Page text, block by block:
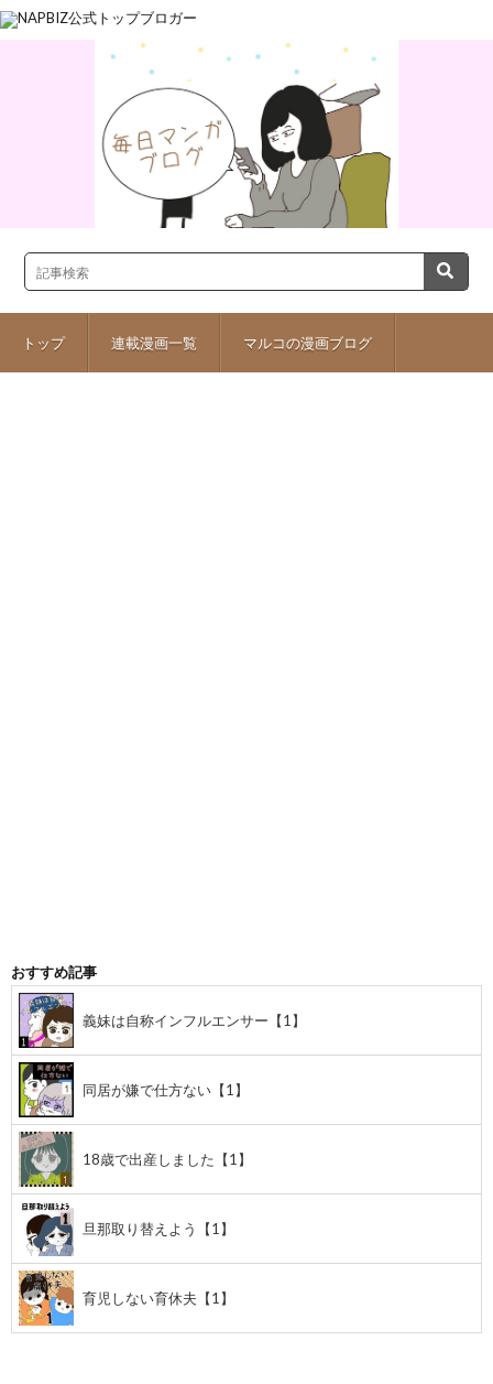
トップ 連載漫画一覧 マルコの漫画ブログ
おすすめ記事
義妹は自称インフルエンサー【1】
同居が嫌で仕方ない【1】
18歳で出産しました【1】
旦那取り替えよう【1】
育児しない育休夫【1】